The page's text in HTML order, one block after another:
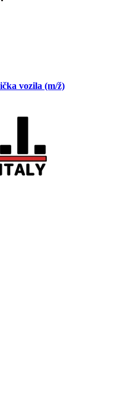
vozila (m/ž)